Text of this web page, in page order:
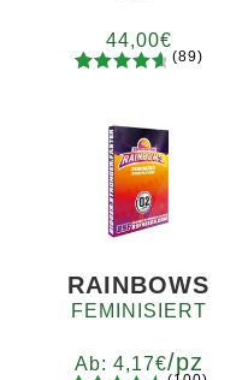
44,00€
von 5,
basierend
auf
Kundenb
ewertung
(89)
RAINBOWS
FEMINISIERT
Ab: 4,17€/pz